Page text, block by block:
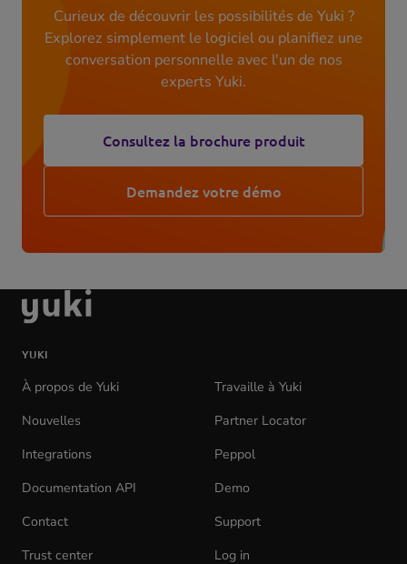
Curieux de découvrir les possibilités de Yuki ?
Explorez simplement le logiciel ou planifiez une
conversation personnelle avec l'un de nos
experts Yuki.
Consultez la brochure produit
(opens
in
new
tab)
Demandez votre démo
aller
à
page
d'accueil
YUKI
À propos de Yuki Travaille à Yuki
new
Nouvelles
Partner Locator
Integrations
Peppol
Documentation API
Demo
Contact
Support
Trust center
Log in